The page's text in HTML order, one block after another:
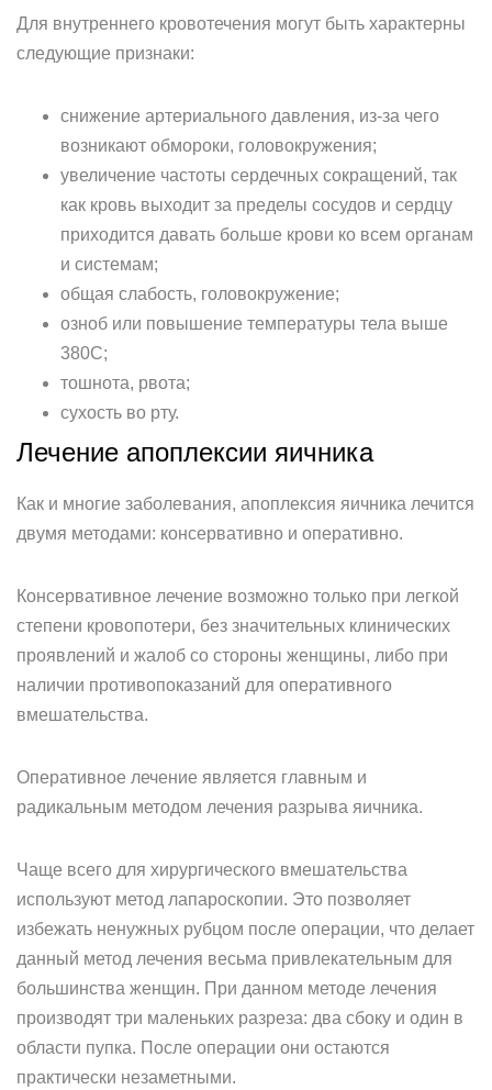
Для внутреннего кровотечения могут быть характерны
следующие признаки:
снижение артериального давления, из-за чего
возникают обмороки, головокружения;
увеличение частоты сердечных сокращений, так
как кровь выходит за пределы сосудов и сердцу
приходится давать больше крови ко всем органам
и системам;
общая слабость, головокружение;
озноб или повышение температуры тела выше
380С;
тошнота, рвота;
сухость во рту.
Лечение апоплексии яичника
Как и многие заболевания, апоплексия яичника лечится
двумя методами: консервативно и оперативно.
Консервативное лечение возможно только при легкой
степени кровопотери, без значительных клинических
проявлений и жалоб со стороны женщины, либо при
наличии противопоказаний для оперативного
вмешательства.
Оперативное лечение является главным и
радикальным методом лечения разрыва яичника.
Чаще всего для хирургического вмешательства
используют метод лапароскопии. Это позволяет
избежать ненужных рубцом после операции, что делает
данный метод лечения весьма привлекательным для
большинства женщин. При данном методе лечения
производят три маленьких разреза: два сбоку и один в
области пупка. После операции они остаются
практически незаметными.